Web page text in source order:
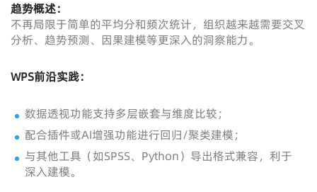
趋势概述：
不再局限于简单的平均分和频次统计，组织越来越需要交叉
分析、趋势预测、因果建模等更深入的洞察能力。
WPS前沿实践：
数据透视功能支持多层嵌套与维度比较；
配合插件或AI增强功能进行回归/聚类建模；
与其他工具（如SPSS、Python）导出格式兼容，利于
深入建模。